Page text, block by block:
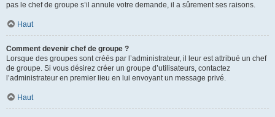
pas le chef de groupe s’il annule votre demande, il a sûrement ses raisons.
Haut
Comment devenir chef de groupe ?
Lorsque des groupes sont créés par l’administrateur, il leur est attribué un chef
de groupe. Si vous désirez créer un groupe d’utilisateurs, contactez
l’administrateur en premier lieu en lui envoyant un message privé.
Haut